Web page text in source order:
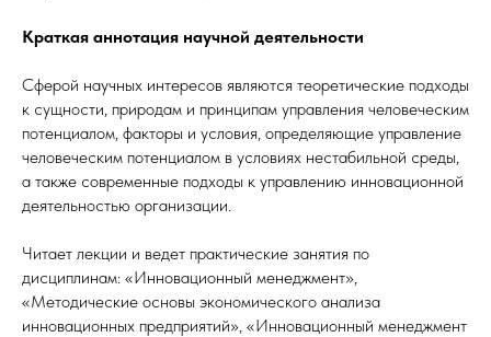
Краткая аннотация научной деятельности
Сферой научных интересов являются теоретические подходы
к сущности, природам и принципам управления человеческим
потенциалом, факторы и условия, определяющие управление
человеческим потенциалом в условиях нестабильной среды,
а также современные подходы к управлению инновационной
деятельностью организации.
Читает лекции и ведет практические занятия по
дисциплинам: «Инновационный менеджмент»,
«Методические основы экономического анализа
инновационных предприятий», «Инновационный менеджмент